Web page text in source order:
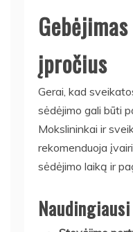
įpročius
Gerai, kad
sėdėjimo gali būti
Mokslininkai ir
rekomenduoja
sėdėjimo laiką ir